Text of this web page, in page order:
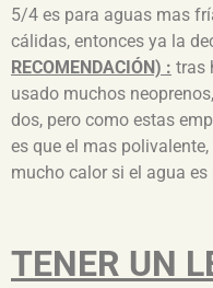
5/4 es para aguas mas
cálidas, entonces ya la
RECOMENDACIÓN) : tras
usado muchos
dos, pero como estas
es que el mas
mucho calor si el agua
TENER UN